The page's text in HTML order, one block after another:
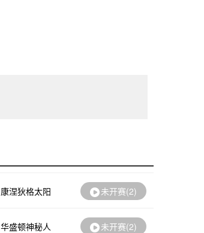
康涅狄格太阳 未开赛(2)
华盛顿神秘人 未开赛(2)